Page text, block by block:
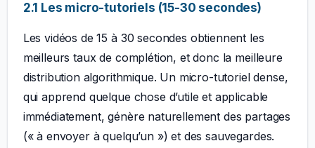
2.1 Les micro-tutoriels (15-30 secondes)
Les vidéos de 15 à 30 secondes obtiennent les
meilleurs taux de complétion, et donc la meilleure
distribution algorithmique. Un micro-tutoriel dense,
qui apprend quelque chose d’utile et applicable
immédiatement, génère naturellement des partages
(« à envoyer à quelqu’un ») et des sauvegardes.